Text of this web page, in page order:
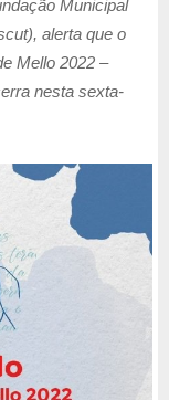
Municipal
alerta que o
Mello 2022 –
nesta sexta-